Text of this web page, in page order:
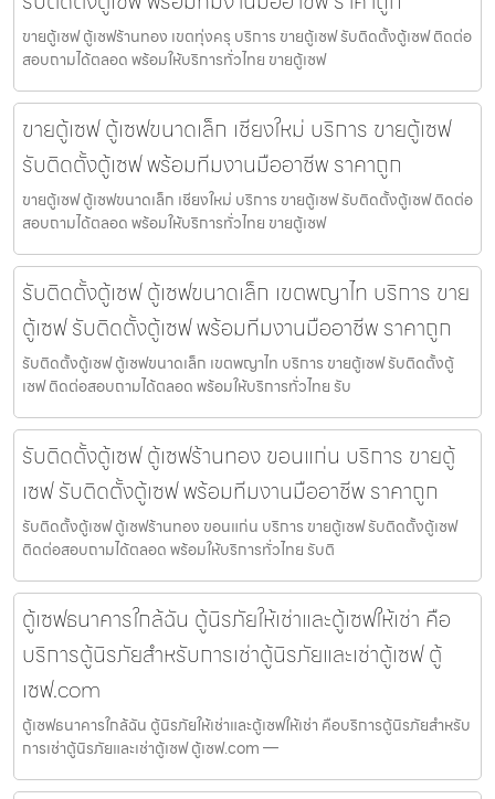
ขายตู้เซฟ ตู้เซฟร้านทอง เขตทุ่งครุ บริการ ขายตู้เซฟ รับติดตั้งตู้เซฟ ติดต่อ
สอบถามได้ตลอด พร้อมให้บริการทั่วไทย ขายตู้เซฟ
ขายตู้เซฟ ตู้เซฟขนาดเล็ก เชียงใหม่ บริการ ขายตู้เซฟ
รับติดตั้งตู้เซฟ พร้อมทีมงานมืออาชีพ ราคาถูก
ขายตู้เซฟ ตู้เซฟขนาดเล็ก เชียงใหม่ บริการ ขายตู้เซฟ รับติดตั้งตู้เซฟ ติดต่อ
สอบถามได้ตลอด พร้อมให้บริการทั่วไทย ขายตู้เซฟ
รับติดตั้งตู้เซฟ ตู้เซฟขนาดเล็ก เขตพญาไท บริการ ขาย
ตู้เซฟ รับติดตั้งตู้เซฟ พร้อมทีมงานมืออาชีพ ราคาถูก
รับติดตั้งตู้เซฟ ตู้เซฟขนาดเล็ก เขตพญาไท บริการ ขายตู้เซฟ รับติดตั้งตู้
เซฟ ติดต่อสอบถามได้ตลอด พร้อมให้บริการทั่วไทย รับ
รับติดตั้งตู้เซฟ ตู้เซฟร้านทอง ขอนแก่น บริการ ขายตู้
เซฟ รับติดตั้งตู้เซฟ พร้อมทีมงานมืออาชีพ ราคาถูก
รับติดตั้งตู้เซฟ ตู้เซฟร้านทอง ขอนแก่น บริการ ขายตู้เซฟ รับติดตั้งตู้เซฟ
ติดต่อสอบถามได้ตลอด พร้อมให้บริการทั่วไทย รับติ
ตู้เซฟธนาคารใกล้ฉัน ตู้นิรภัยให้เช่าและตู้เซฟให้เช่า คือ
บริการตู้นิรภัยสำหรับการเช่าตู้นิรภัยและเช่าตู้เซฟ ตู้
เซฟ.com
ตู้เซฟธนาคารใกล้ฉัน ตู้นิรภัยให้เช่าและตู้เซฟให้เช่า คือบริการตู้นิรภัยสำหรับ
การเช่าตู้นิรภัยและเช่าตู้เซฟ ตู้เซฟ.com —